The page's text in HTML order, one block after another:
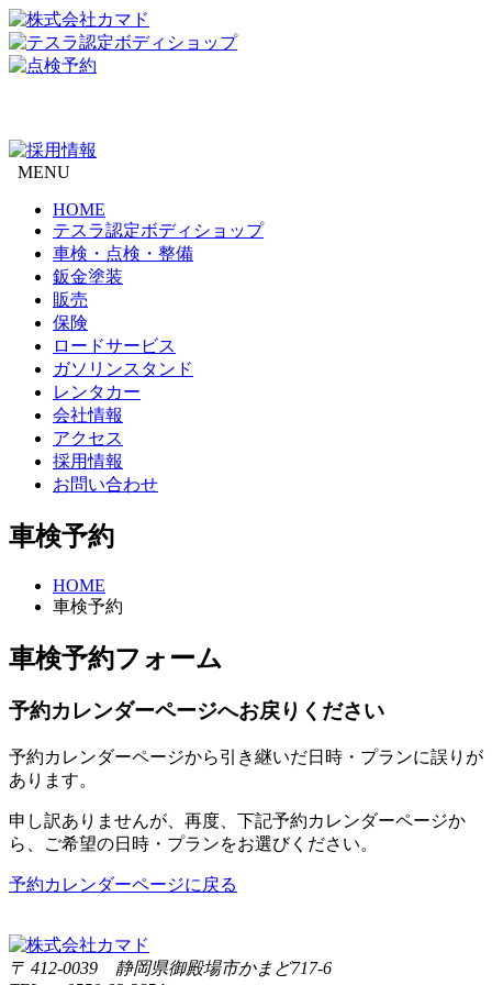
MENU
HOME
テスラ認定ボディショップ
車検・点検・整備
鈑金塗装
販売
保険
ロードサービス
ガソリンスタンド
レンタカー
会社情報
アクセス
採用情報
お問い合わせ
車検予約
HOME
車検予約
車検予約フォーム
予約カレンダーページへお戻りください
予約カレンダーページから引き継いだ日時・プランに誤りが
あります。
申し訳ありませんが、再度、下記予約カレンダーページか
ら、ご希望の日時・プランをお選びください。
予約カレンダーページに戻る
〒 412-0039 静岡県御殿場市かまど717-6